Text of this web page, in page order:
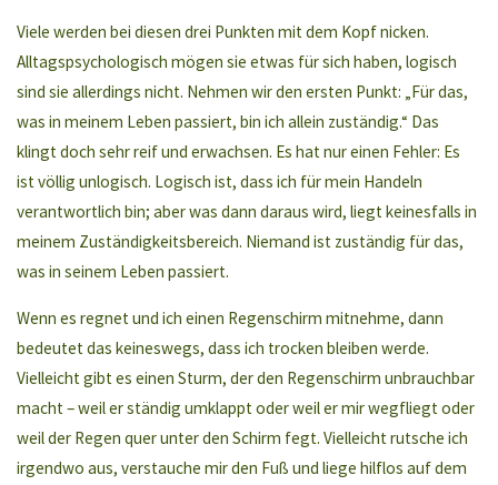
Viele werden bei diesen drei Punkten mit dem Kopf nicken.
Alltagspsychologisch mögen sie etwas für sich haben, logisch
sind sie allerdings nicht. Nehmen wir den ersten Punkt: „Für das,
was in meinem Leben passiert, bin ich allein zuständig.“ Das
klingt doch sehr reif und erwachsen. Es hat nur einen Fehler: Es
ist völlig unlogisch. Logisch ist, dass ich für mein Handeln
verantwortlich bin; aber was dann daraus wird, liegt keinesfalls in
meinem Zuständigkeitsbereich. Niemand ist zuständig für das,
was in seinem Leben passiert.
Wenn es regnet und ich einen Regenschirm mitnehme, dann
bedeutet das keineswegs, dass ich trocken bleiben werde.
Vielleicht gibt es einen Sturm, der den Regenschirm unbrauchbar
macht – weil er ständig umklappt oder weil er mir wegfliegt oder
weil der Regen quer unter den Schirm fegt. Vielleicht rutsche ich
irgendwo aus, verstauche mir den Fuß und liege hilflos auf dem